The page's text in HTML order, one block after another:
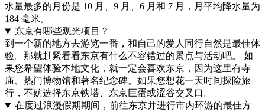
水量最多的月份是 10 月、9 月、6 月和 7 月，月平均降水量为
184 毫米。
东京有哪些观光项目？
到一个新的地方去游览一番，和自己的爱人同行自然是最佳体
验。那就赶紧看看东京有什么不容错过的景点与活动吧。 如
果您希望体验本地文化，就一定会喜欢东京，因为这里有寺
庙、热门博物馆和著名纪念碑。如果您想花一天时间探险旅
行，不妨选择东京铁塔、东京巨蛋或涩谷交叉口。
在度过浪漫假期期间，前往东京并进行市内环游的最佳方